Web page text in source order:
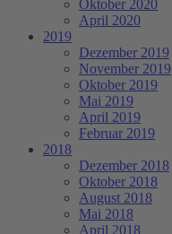
Oktober 2020
April 2020
2019
Dezember 2019
November 2019
Oktober 2019
Mai 2019
April 2019
Februar 2019
2018
Dezember 2018
Oktober 2018
August 2018
Mai 2018
April 2018